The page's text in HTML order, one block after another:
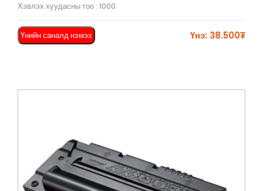
Хэвлэх хуудасны тоо : 1000
Үнийн саналд нэмэх Үнэ: 38.500₮